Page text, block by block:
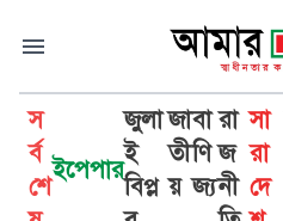
স
র্ব
শে
ইপেপার
জুলা
ই
বিপ্ল
জা
তী
য়
বা
ণি
জ্য
রা
জ
নী
সা
রা
দে